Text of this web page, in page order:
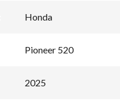
Honda
Pioneer 520
2025